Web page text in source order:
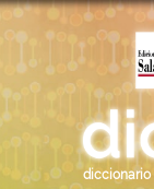
diccionario